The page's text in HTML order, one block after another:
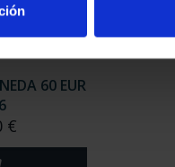
60 EUR
€